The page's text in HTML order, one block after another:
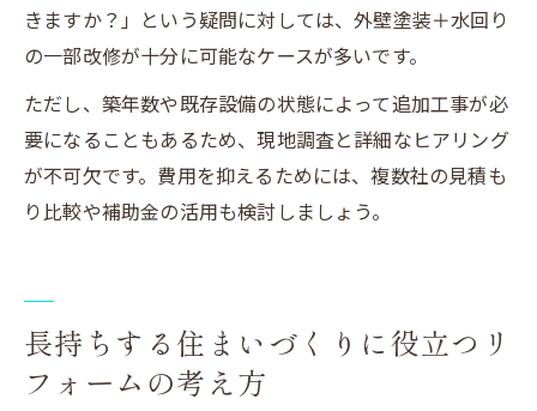
きますか？」という疑問に対しては、外壁塗装＋水回り
の一部改修が十分に可能なケースが多いです。
ただし、築年数や既存設備の状態によって追加工事が必
要になることもあるため、現地調査と詳細なヒアリング
が不可欠です。費用を抑えるためには、複数社の見積も
り比較や補助金の活用も検討しましょう。
長持ちする住まいづくりに役立つリ
フォームの考え方